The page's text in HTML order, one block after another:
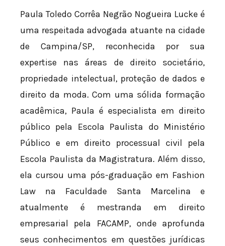
Paula Toledo Corrêa Negrão Nogueira Lucke é
uma respeitada advogada atuante na cidade
de Campina/SP, reconhecida por sua
expertise nas áreas de direito societário,
propriedade intelectual, proteção de dados e
direito da moda. Com uma sólida formação
acadêmica, Paula é especialista em direito
público pela Escola Paulista do Ministério
Público e em direito processual civil pela
Escola Paulista da Magistratura. Além disso,
ela cursou uma pós-graduação em Fashion
Law na Faculdade Santa Marcelina e
atualmente é mestranda em direito
empresarial pela FACAMP, onde aprofunda
seus conhecimentos em questões jurídicas